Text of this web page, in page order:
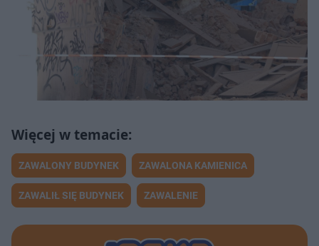
ZAWALONY BUDYNEK ZAWALONA KAMIENICA
ZAWALIŁ SIĘ BUDYNEK ZAWALENIE